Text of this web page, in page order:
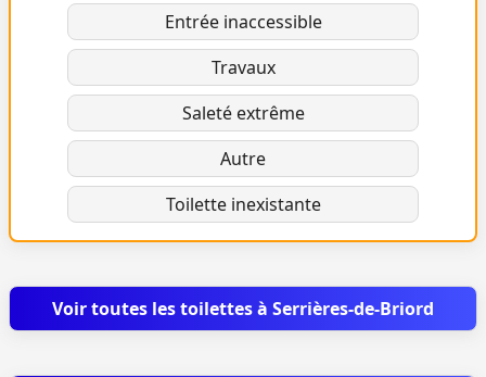
Entrée inaccessible
Travaux
Saleté extrême
Autre
Toilette inexistante
Voir toutes les toilettes à Serrières-de-Briord